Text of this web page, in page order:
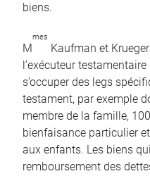
biens.
M
mes
Kaufman et
l’exécuteur
s’occuper des legs
testament, par exemple
membre de la famille,
bienfaisance particulier
aux enfants. Les biens
remboursement des